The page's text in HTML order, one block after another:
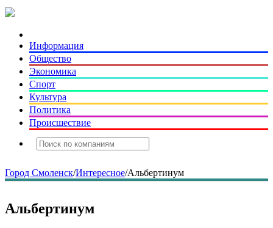
Информация
Общество
Экономика
Спорт
Культура
Политика
Происшествие
Город Смоленск/Интересное/Альбертинум
Альбертинум